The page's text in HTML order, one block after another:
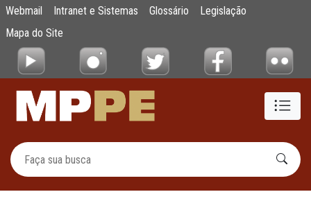
Pular para o Conteúdo principal
Paulista: MPPE cobra transparência na
Webmail Intranet e Sistemas Glossário
Legislação
Mapa do Site